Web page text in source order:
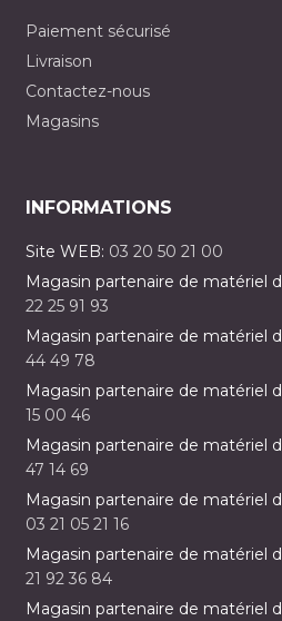
Paiement sécurisé
Livraison
Contactez-nous
Magasins
INFORMATIONS
Site WEB: 03 20 50 21 00
Magasin partenaire de matériel
22 25 91 93
Magasin partenaire de matériel
44 49 78
Magasin partenaire de matériel
15 00 46
Magasin partenaire de matériel
47 14 69
Magasin partenaire de matériel
03 21 05 21 16
Magasin partenaire de matériel
21 92 36 84
Magasin partenaire de matériel